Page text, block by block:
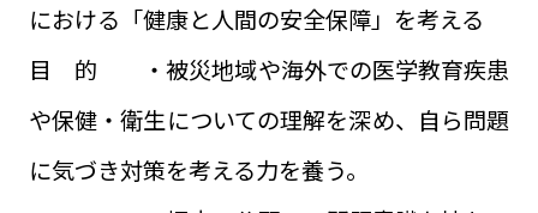
における「健康と人間の安全保障」を考える
目 的 ・被災地域や海外での医学教育疾患
や保健・衛生についての理解を深め、自ら問題
に気づき対策を考える力を養う。